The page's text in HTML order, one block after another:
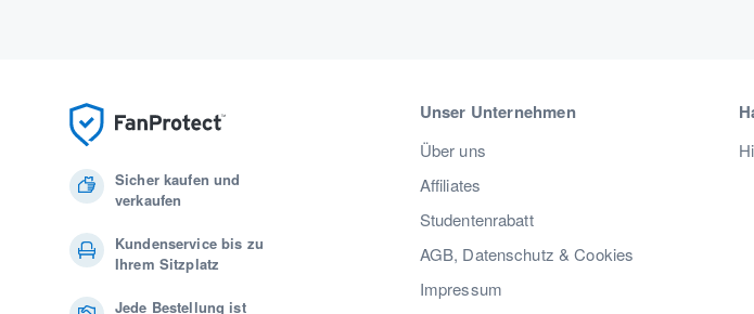
Sicher kaufen und
verkaufen
Kundenservice bis zu
Ihrem Sitzplatz
Jede Bestellung ist
Unser Unternehmen
Über uns
Affiliates
Studentenrabatt
AGB, Datenschutz & Cookies
Impressum